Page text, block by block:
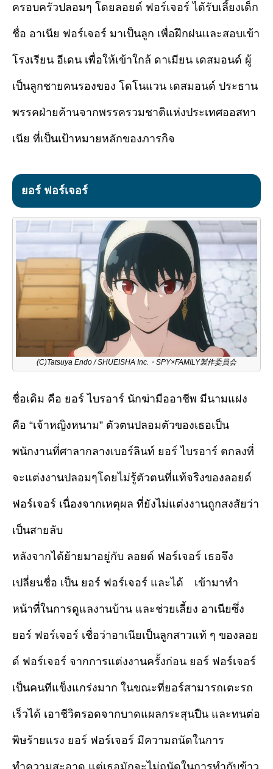
ครอบครัวปลอมๆ โดยลอยด์ ฟอร์เจอร์ ได้รับเลี้ยงเด็ก
ชื่อ อาเนีย ฟอร์เจอร์ มาเป็นลูก เพื่อฝึกฝนเเละสอบเข้า
โรงเรียน อีเดน เพื่อให้เข้าใกล้ ดาเมียน เดสมอนด์ ผู้
เป็นลูกชายคนรองของ โดโนแวน เดสมอนด์ ประธาน
พรรคฝ่ายค้านจากพรรครวมชาติแห่งประเทศออสทา
เนีย ที่เป็นเป้าหมายหลักของภารกิจ
ยอร์ ฟอร์เจอร์
(C)Tatsuya Endo / SHUEISHA Inc.・SPY×FAMILY製作委員会
ชื่อเดิม คือ ยอร์ ไบรอาร์ นักฆ่ามืออาชีพ มีนามแฝง
คือ “เจ้าหญิงหนาม” ตัวตนปลอมตัวของเธอเป็น
พนักงานที่ศาลากลางเบอร์ลินท์ ยอร์ ไบรอาร์ ตกลงที่
จะแต่งงานปลอมๆโดยไม่รู้ตัวตนที่แท้จริงของลอยด์
ฟอร์เจอร์ เนื่องจากเหตุผล ที่ยังไม่แต่งงานถูกสงสัยว่า
เป็นสายลับ
หลังจากได้ย้ายมาอยู่กับ ลอยด์ ฟอร์เจอร์ เธอจึง
เปลี่ยนชื่อ เป็น ยอร์ ฟอร์เจอร์ และได้ เข้ามาทำ
หน้าที่ในการดูแลงานบ้าน และช่วยเลี้ยง อาเนียซึ่ง
ยอร์ ฟอร์เจอร์ เชื่อว่าอาเนียเป็นลูกสาวแท้ ๆ ของลอย
ด์ ฟอร์เจอร์ จากการแต่งงานครั้งก่อน ยอร์ ฟอร์เจอร์
เป็นคนทีแข็งแกร่งมาก ในขณะที่ยอร์สามารถเตะรถ
เร็วได้ เอาชีวิตรอดจากบาดแผลกระสุนปืน และทนต่อ
พิษร้ายแรง ยอร์ ฟอร์เจอร์ มีความถนัดในการ
ทำความสะอาด แต่เธอมักจะไม่ถนัดในการทำกับข้าว